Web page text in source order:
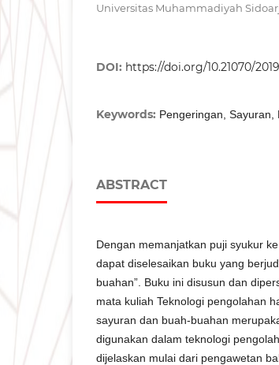
Universitas Muhammadiyah
DOI: https://doi.org/10.21070/
Keywords: Pengeringan, Sayuran,
ABSTRACT
Dengan memanjatkan puji syukur
dapat diselesaikan buku yang
buahan”. Buku ini disusun dan
mata kuliah Teknologi pengolahan
sayuran dan buah-buahan
digunakan dalam teknologi
dijelaskan mulai dari pengawetan